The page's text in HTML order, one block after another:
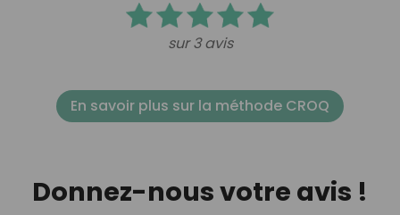
sur 3 avis
En savoir plus sur la méthode CROQ
Donnez-nous votre avis !